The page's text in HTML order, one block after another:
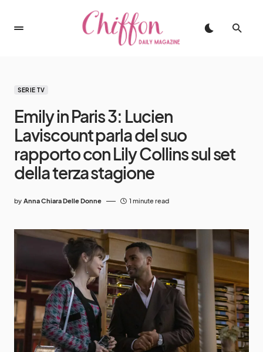
SERIE TV
Emily in Paris 3: Lucien
Laviscount parla del suo
rapporto con Lily Collins sul set
della terza stagione
by Anna Chiara Delle Donne 1 minute read